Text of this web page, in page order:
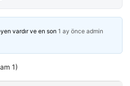
vardır ve en son 1 ay önce admin
1)